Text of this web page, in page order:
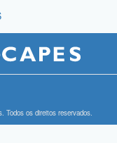
Todos os direitos reservados.